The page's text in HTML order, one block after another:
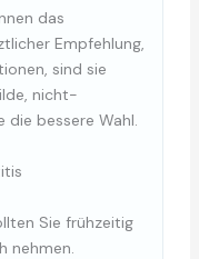
das
Empfehlung,
sind sie
nicht-
die bessere Wahl.
Sie frühzeitig
nehmen.